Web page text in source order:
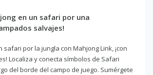
en un safari por una
salvajes!
safari por la jungla con Mahjong Link, ¡con
Localiza y conecta símbolos de Safari
del borde del campo de juego. Sumérgete